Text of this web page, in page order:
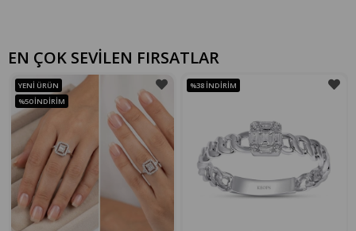
EN ÇOK SEVİLEN FIRSATLAR
YENI ÜRÜN
%50 İNDIRIM
%38 İNDIRIM